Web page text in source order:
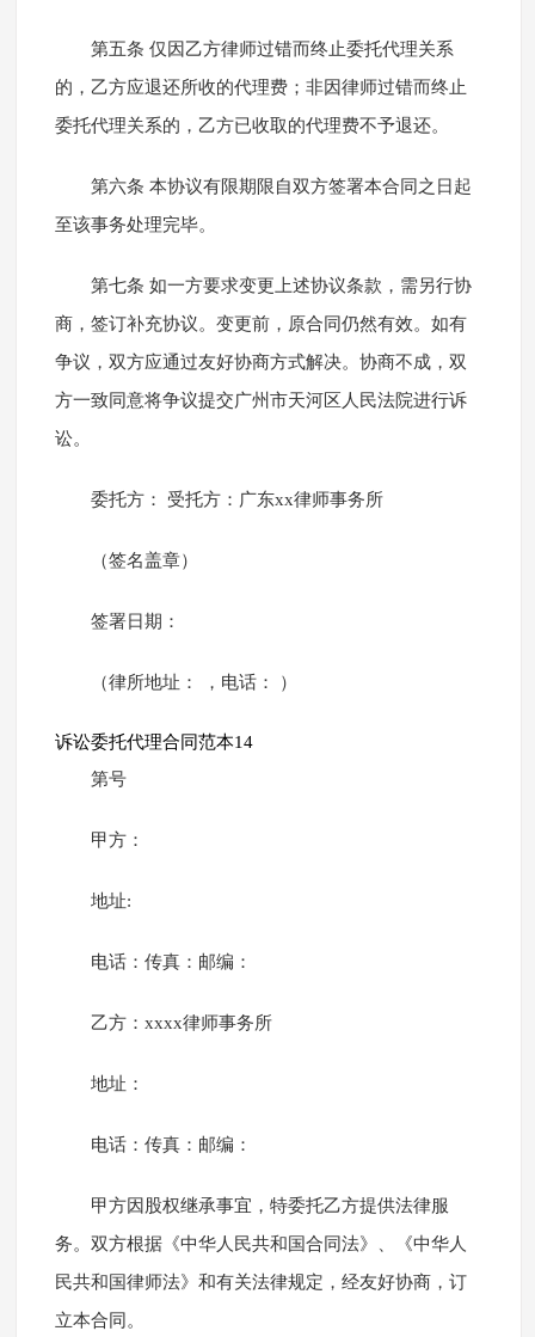
第五条 仅因乙方律师过错而终止委托代理关系
的，乙方应退还所收的代理费；非因律师过错而终止
委托代理关系的，乙方已收取的代理费不予退还。
第六条 本协议有限期限自双方签署本合同之日起
至该事务处理完毕。
第七条 如一方要求变更上述协议条款，需另行协
商，签订补充协议。变更前，原合同仍然有效。如有
争议，双方应通过友好协商方式解决。协商不成，双
方一致同意将争议提交广州市天河区人民法院进行诉
讼。
委托方： 受托方：广东xx律师事务所
（签名盖章）
签署日期：
（律所地址： ，电话： ）
诉讼委托代理合同范本14
第号
甲方：
地址:
电话：传真：邮编：
乙方：xxxx律师事务所
地址：
电话：传真：邮编：
甲方因股权继承事宜，特委托乙方提供法律服
务。双方根据《中华人民共和国合同法》、《中华人
民共和国律师法》和有关法律规定，经友好协商，订
立本合同。